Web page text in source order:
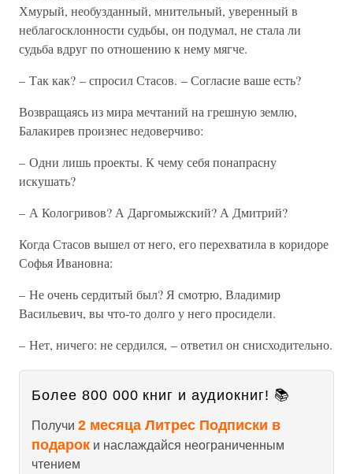
Хмурый, необузданный, мнительный, уверенный в
неблагосклонности судьбы, он подумал, не стала ли
судьба вдруг по отношению к нему мягче.
– Так как? – спросил Стасов. – Согласие ваше есть?
Возвращаясь из мира мечтаний на грешную землю,
Балакирев произнес недоверчиво:
– Одни лишь проекты. К чему себя понапрасну
искушать?
– А Кологривов? А Даргомыжский? А Дмитрий?
Когда Стасов вышел от него, его перехватила в коридоре
Софья Ивановна:
– Не очень сердитый был? Я смотрю, Владимир
Васильевич, вы что-то долго у него просидели.
– Нет, ничего: не сердился, – ответил он снисходительно.
Более 800 000 книг и аудиокниг! 📚
Получи 2 месяца Литрес Подписки в
подарок и наслаждайся неограниченным
чтением